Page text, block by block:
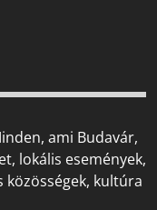
ami Budavár,
lokális események,
közösségek, kultúra